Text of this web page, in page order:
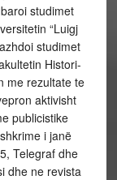
studimet
“Luigj
studimet
Histori-
me rezultate te
aktivisht
publicistike
i janë
Telegraf dhe
dhe ne revista